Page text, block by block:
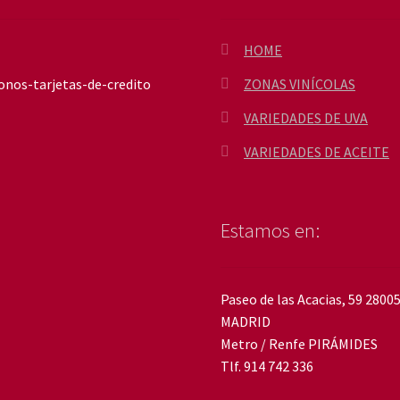
HOME
ZONAS VINÍCOLAS
VARIEDADES DE UVA
VARIEDADES DE ACEITE
Estamos en:
Paseo de las Acacias, 59
MADRID
Metro / Renfe PIRÁMIDES
Tlf. 914 742 336